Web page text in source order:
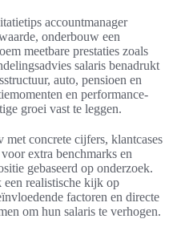
accountmanager
onderbouw een
meetbare prestaties zoals
salaris benadrukt
auto, pensioen en
en performance-
groei vast te leggen.
concrete cijfers, klantcases
extra benchmarks en
gebaseerd op onderzoek.
een realistische kijk op
factoren en directe
om hun salaris te verhogen.